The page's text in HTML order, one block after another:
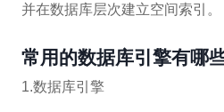
并在数据库层次建立空间索引。
常用的数据库引擎有哪
1.数据库引擎